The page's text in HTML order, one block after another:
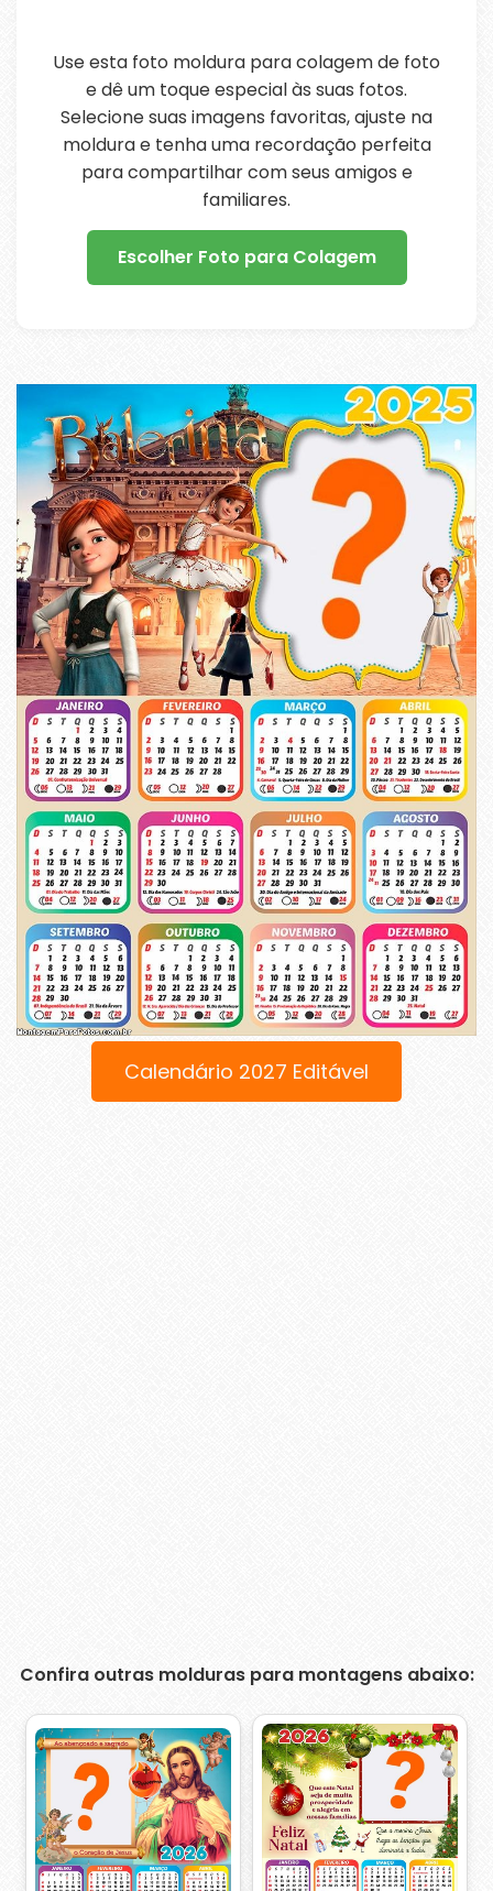
Use esta foto moldura para colagem de foto
e dê um toque especial às suas fotos.
Selecione suas imagens favoritas, ajuste na
moldura e tenha uma recordação perfeita
para compartilhar com seus amigos e
familiares.
Escolher Foto para Colagem
Calendário 2027 Editável
Confira outras molduras para montagens abaixo: